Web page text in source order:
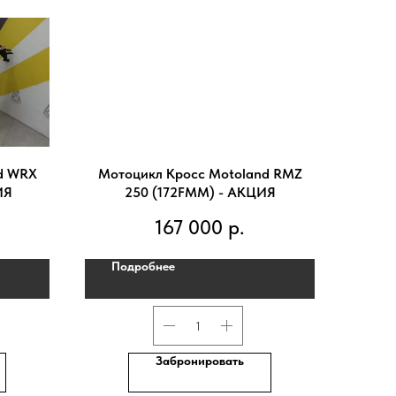
WRX
Мотоцикл Кросс Motoland RMZ
250 (172FMM) - АКЦИЯ
167 000 р.
Подробнее
Забронировать